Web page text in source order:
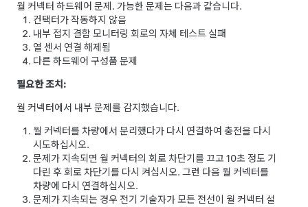
월 커넥터 하드웨어 문제. 가능한 문제는 다음과 같습니다.
컨택터가 작동하지 않음
내부 접지 결함 모니터링 회로의 자체 테스트 실패
열 센서 연결 해제됨
다른 하드웨어 구성품 문제
필요한 조치:
월 커넥터에서 내부 문제를 감지했습니다.
월 커넥터를 차량에서 분리했다가 다시 연결하여 충전을 다시
시도하십시오.
문제가 지속되면 월 커넥터의 회로 차단기를 끄고 10초 정도 기
다린 후 회로 차단기를 다시 켜십시오. 그런 다음 월 커넥터를
차량에 다시 연결하십시오.
문제가 지속되는 경우 전기 기술자가 모든 전선이 월 커넥터 설